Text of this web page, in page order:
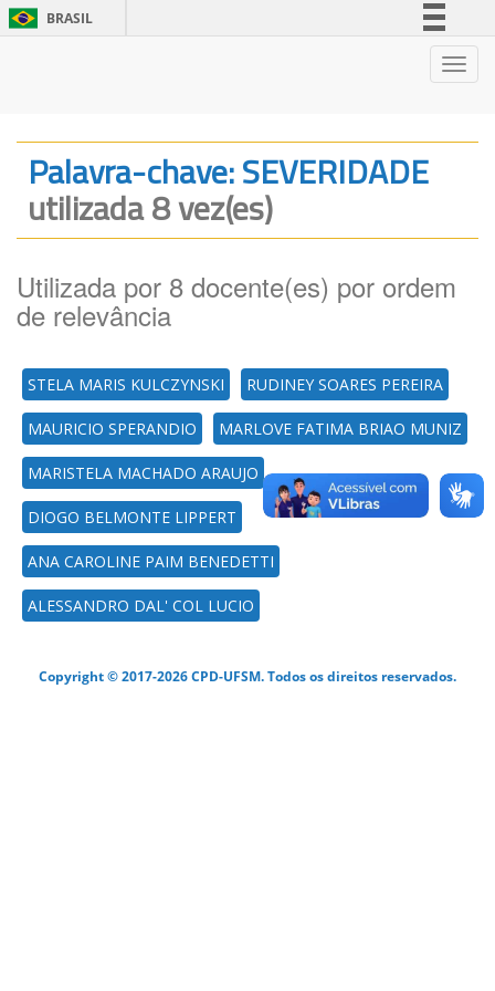
BRASIL
Legislação
Palavra-chave: SEVERIDADE
utilizada 8 vez(es)
Utilizada por 8 docente(es) por ordem
de relevância
STELA MARIS KULCZYNSKI RUDINEY SOARES PEREIRA
MAURICIO SPERANDIO MARLOVE FATIMA BRIAO MUNIZ
MARISTELA MACHADO ARAUJO
DIOGO BELMONTE LIPPERT
ANA CAROLINE PAIM BENEDETTI
ALESSANDRO DAL' COL LUCIO
Copyright © 2017-2026 CPD-UFSM. Todos os direitos reservados.